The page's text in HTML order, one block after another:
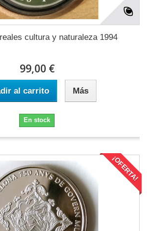
cultura y naturaleza 1994
99,00 €
al carrito Más
En stock
¡OFERTA!